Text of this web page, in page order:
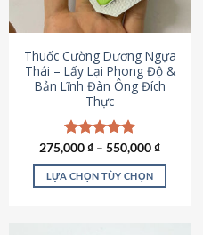
có
thể
chọn
trên
trang
sản
phẩm
Thuốc Cường Dương Ngựa
Thái – Lấy Lại Phong Độ &
Bản Lĩnh Đàn Ông Đích
Thực
Được xếp
hạng4.87
5 sao
275,000₫ – 550,000₫
LỰA CHỌN TÙY CHỌN